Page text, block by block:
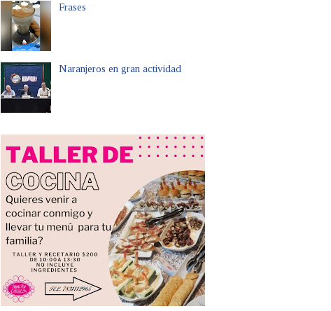
Frases
Naranjeros en gran actividad